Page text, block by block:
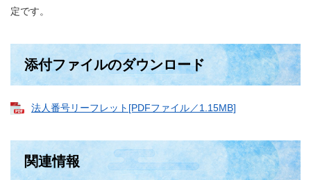
定です。
添付ファイルのダウンロード
法人番号リーフレット[PDFファイル／1.15MB]
関連情報